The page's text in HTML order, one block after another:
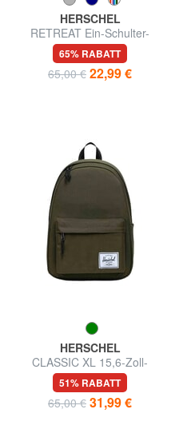
HERSCHEL
RETREAT Ein-Schulter-
Rucksack
65% RABATT
65,00 € 22,99 €
HERSCHEL
CLASSIC XL 15,6-Zoll-
Laptop-Rucksack
51% RABATT
65,00 € 31,99 €